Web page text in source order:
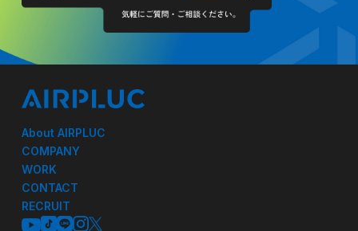
About AIRPLUC
COMPANY
WORK
CONTACT
RECRUIT